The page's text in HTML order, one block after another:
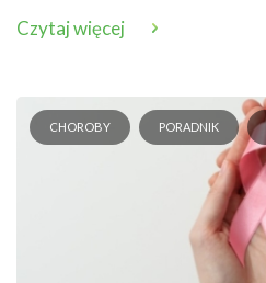
Czytaj więcej
CHOROBY PORADNIK